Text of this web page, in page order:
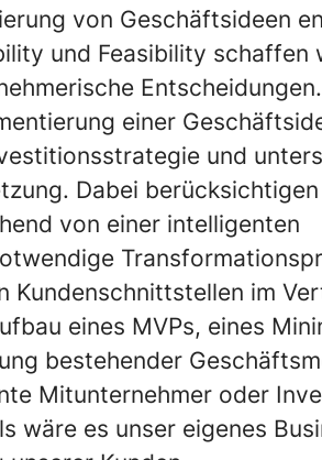
von Geschäftsideen
und Feasibility schaffen
einer
und
Dabei
von einer intelligenten
Kundenschnittstellen im
eines MVPs, eines
bestehender
Mitunternehmer oder
wäre es unser eigenes